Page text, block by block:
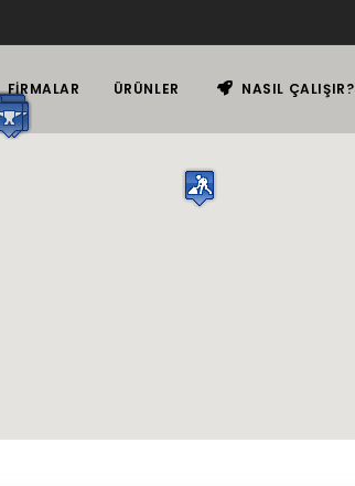
FIRMALAR ÜRÜNLER NASIL ÇALIŞIR?